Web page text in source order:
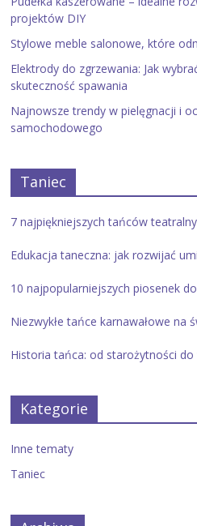
projektów DIY
Stylowe meble salonowe, które
Elektrody do zgrzewania: Jak
skuteczność spawania
Najnowsze trendy w pielęgnacji i
samochodowego
Taniec
7 najpiękniejszych tańców
Edukacja taneczna: jak rozwijać
10 najpopularniejszych piosenek
Niezwykłe tańce karnawałowe na
Historia tańca: od starożytności do
Kategorie
Inne tematy
Taniec